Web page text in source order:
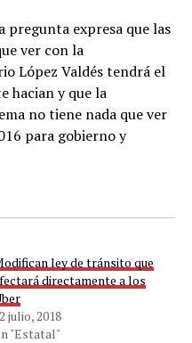
pregunta expresa que las
ver con la
López Valdés tendrá el
hacian y que la
no tiene nada que ver
para gobierno y
ley de tránsito que
directamente a los
julio, 2018
"Estatal"